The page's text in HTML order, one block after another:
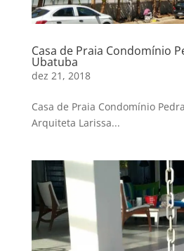
Casa de Praia Condomínio
Ubatuba
dez 21, 2018
Casa de Praia Condomínio
Arquiteta Larissa...